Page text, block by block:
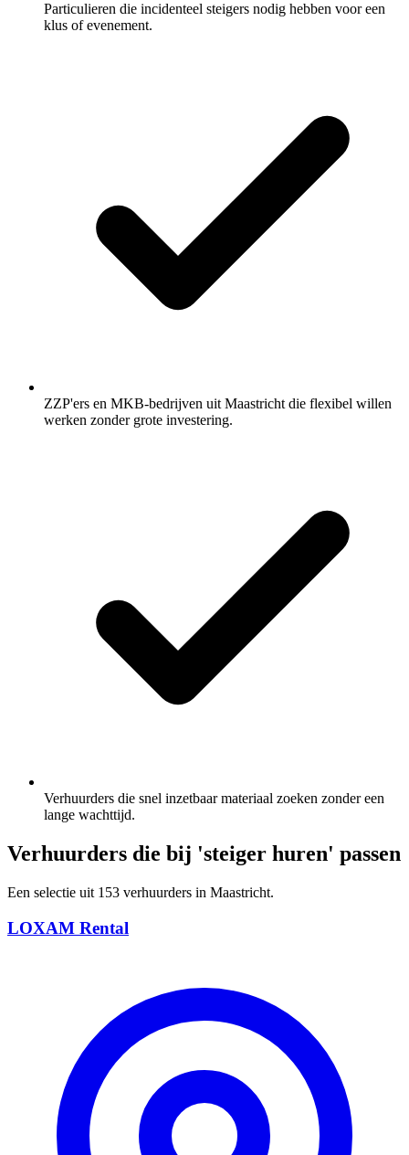
Particulieren die incidenteel steigers nodig hebben voor een
klus of evenement.
ZZP'ers en MKB-bedrijven uit Maastricht die flexibel willen
werken zonder grote investering.
Verhuurders die snel inzetbaar materiaal zoeken zonder een
lange wachttijd.
Verhuurders die bij 'steiger huren' passen
Een selectie uit 153 verhuurders in Maastricht.
LOXAM Rental